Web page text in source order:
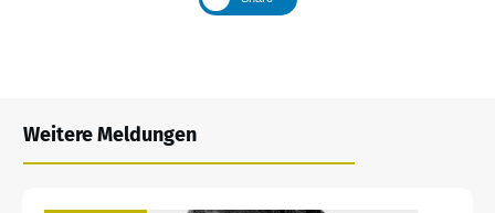
Weitere Meldungen